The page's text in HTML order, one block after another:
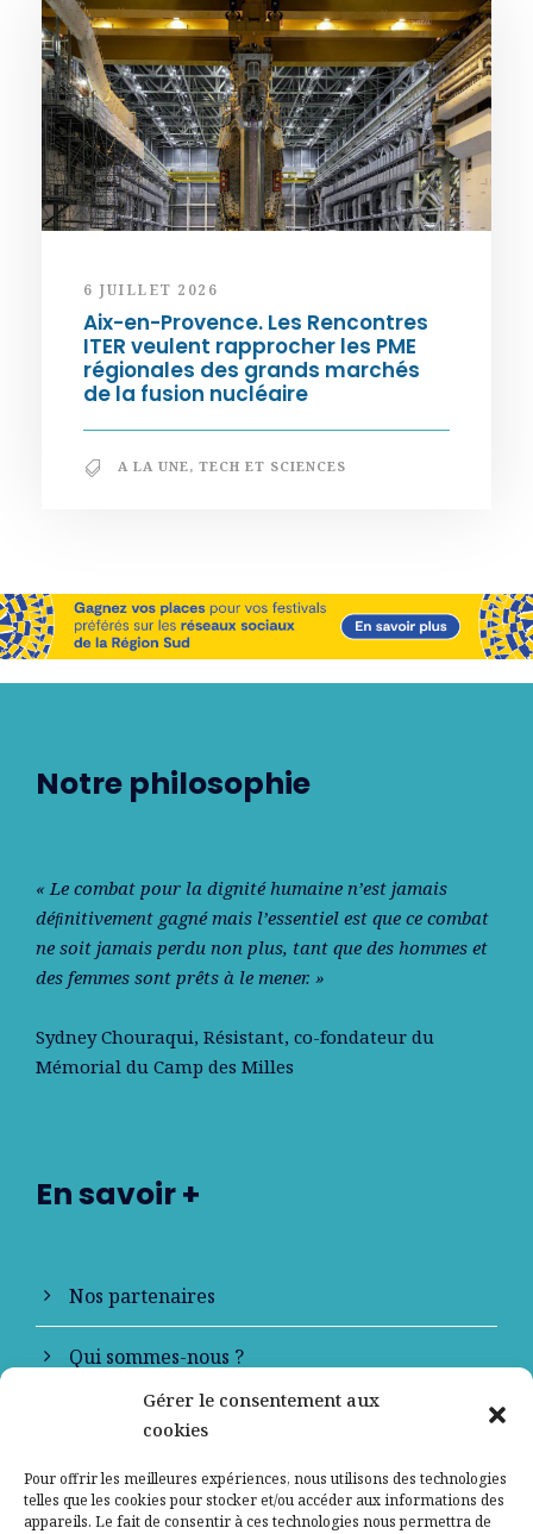
Gérer le consentement aux
cookies
Pour offrir les meilleures expériences, nous utilisons des technologies
telles que les cookies pour stocker et/ou accéder aux informations des
appareils. Le fait de consentir à ces technologies nous permettra de
6 JUILLET 2026
Aix-en-Provence. Les Rencontres
ITER veulent rapprocher les PME
régionales des grands marchés
de la fusion nucléaire
A LA UNE, TECH ET SCIENCES
Notre philosophie
« Le combat pour la dignité humaine n’est jamais
déﬁnitivement gagné mais l’essentiel est que ce combat
ne soit jamais perdu non plus, tant que des hommes et
des femmes sont prêts à le mener. »
Sydney Chouraqui, Résistant, co-fondateur du
Mémorial du Camp des Milles
En savoir +
Nos partenaires
Qui sommes-nous ?
Contactez-nous
Mentions légales